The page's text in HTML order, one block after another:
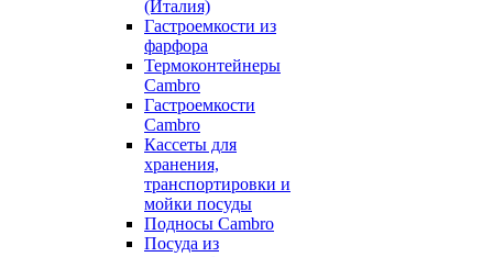
(Италия)
Гастроемкости из
фарфора
Термоконтейнеры
Cambro
Гастроемкости
Cambro
Кассеты для
хранения,
транспортировки и
мойки посуды
Подносы Cambro
Посуда из